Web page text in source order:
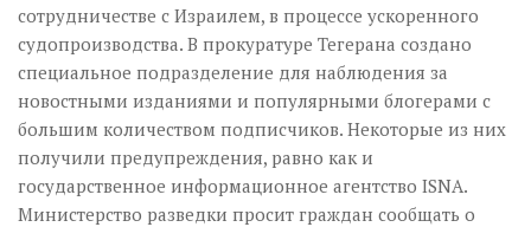
сотрудничестве с Израилем, в процессе ускоренного
судопроизводства. В прокуратуре Тегерана создано
специальное подразделение для наблюдения за
новостными изданиями и популярными блогерами с
большим количеством подписчиков. Некоторые из них
получили предупреждения, равно как и
государственное информационное агентство ISNA.
Министерство разведки просит граждан сообщать о